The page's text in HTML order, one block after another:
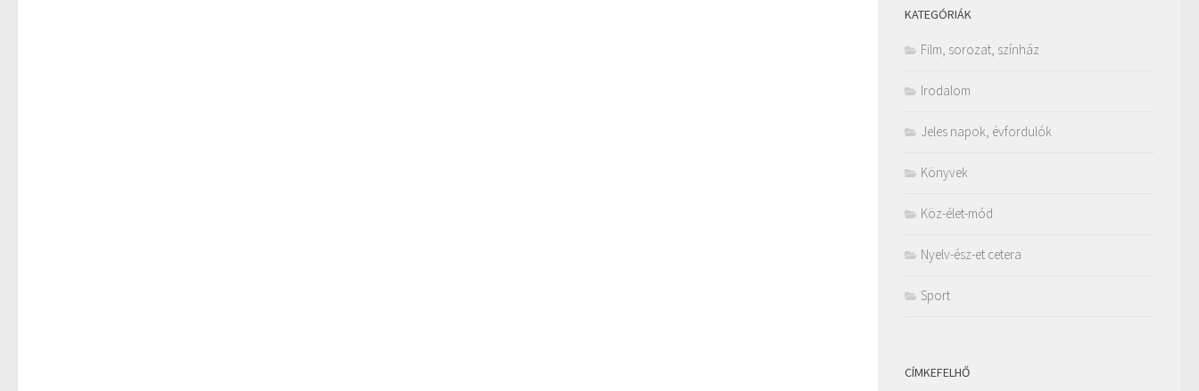
KATEGÓRIÁK
Film, sorozat, színház
Irodalom
Jeles napok, évfordulók
Könyvek
Köz-élet-mód
Nyelv-ész-et cetera
Sport
CÍMKEFELHŐ